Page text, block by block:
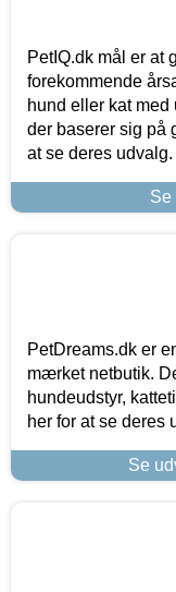
PetIQ.dk mål er at
forekommende
hund eller kat
der baserer sig på
at se deres udvalg.
Se
PetDreams.dk er
mærket netbutik.
hundeudstyr,
her for at se deres
Se